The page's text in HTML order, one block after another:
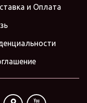
и Оплата